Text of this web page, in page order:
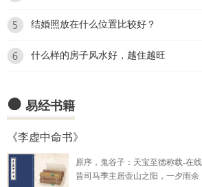
结婚照放在什么位置比较好？
什么样的房子风水好，越住越旺
 易经书籍
《李虚中命书》
原序，鬼谷子：天宝至德称载-在
昔司马季主居壶山之阳，一夕雨余